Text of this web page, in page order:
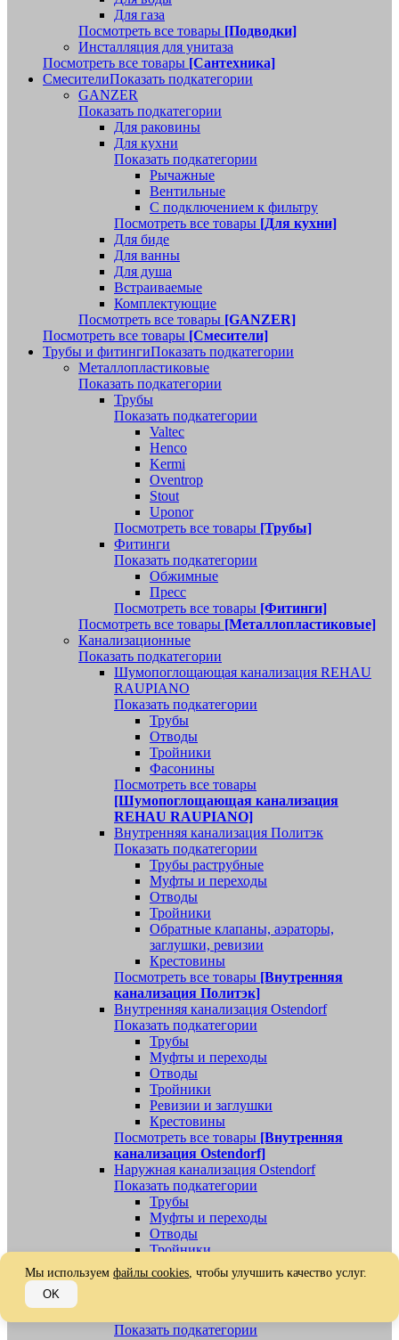
Для газа
Посмотреть все товары [Подводки]
Инсталляция для унитаза
Посмотреть все товары [Сантехника]
СмесителиПоказать подкатегории
GANZER
Показать подкатегории
Для раковины
Для кухни
Показать подкатегории
Рычажные
Вентильные
С подключением к фильтру
Посмотреть все товары [Для кухни]
Для биде
Для ванны
Для душа
Встраиваемые
Комплектующие
Посмотреть все товары [GANZER]
Посмотреть все товары [Смесители]
Трубы и фитингиПоказать подкатегории
Металлопластиковые
Показать подкатегории
Трубы
Показать подкатегории
Valtec
Henco
Kermi
Oventrop
Stout
Uponor
Посмотреть все товары [Трубы]
Фитинги
Показать подкатегории
Обжимные
Пресс
Посмотреть все товары [Фитинги]
Посмотреть все товары [Металлопластиковые]
Канализационные
Показать подкатегории
Шумопоглощающая канализация REHAU
RAUPIANO
Показать подкатегории
Трубы
Отводы
Тройники
Фасонины
Посмотреть все товары
[Шумопоглощающая канализация
REHAU RAUPIANO]
Внутренняя канализация Политэк
Показать подкатегории
Трубы раструбные
Муфты и переходы
Отводы
Тройники
Обратные клапаны, аэраторы,
заглушки, ревизии
Крестовины
Посмотреть все товары [Внутренняя
канализация Политэк]
Внутренняя канализация Ostendorf
Показать подкатегории
Трубы
Муфты и переходы
Отводы
Тройники
Ревизии и заглушки
Крестовины
Посмотреть все товары [Внутренняя
канализация Ostendorf]
Наружная канализация Ostendorf
Показать подкатегории
Трубы
Муфты и переходы
Отводы
Тройники
Ревизии, заглушки, обратные клапаны
Посмотреть все товары[Наружная
Показать подкатегории
Мы используем файлы cookies, чтобы улучшить качество услуг.
OK